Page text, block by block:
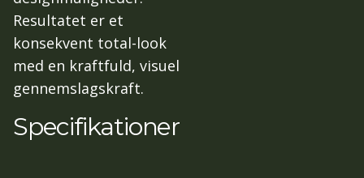
Resultatet er et
konsekvent total-look
med en kraftfuld, visuel
gennemslagskraft.
Specifikationer